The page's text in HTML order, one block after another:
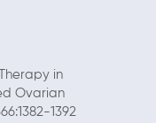
in
Ovarian
1392